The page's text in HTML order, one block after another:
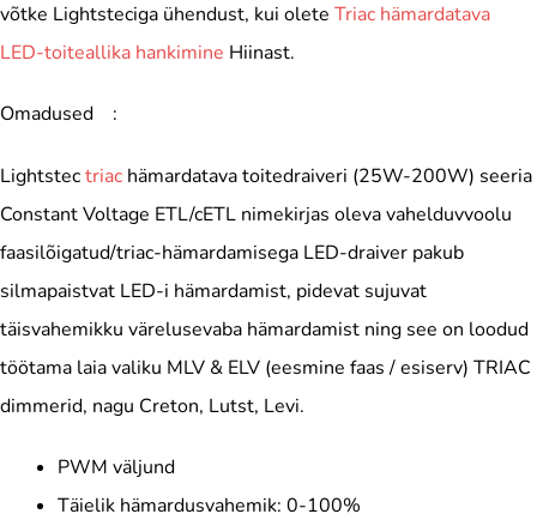
võtke Lightsteciga ühendust, kui olete Triac hämardatava
LED-toiteallika hankimine Hiinast.
Omadused :
Lightstectriac hämardatava toitedraiveri (25W-200W) seeria
Constant Voltage ETL/cETL nimekirjas oleva vahelduvvoolu
faasilõigatud/triac-hämardamisega LED-draiver pakub
silmapaistvat LED-i hämardamist, pidevat sujuvat
täisvahemikku värelusevaba hämardamist ning see on loodud
töötama laia valiku MLV & ELV (eesmine faas / esiserv) TRIAC
dimmerid, nagu Creton, Lutst, Levi.
PWM väljund
Täielik hämardusvahemik: 0-100%